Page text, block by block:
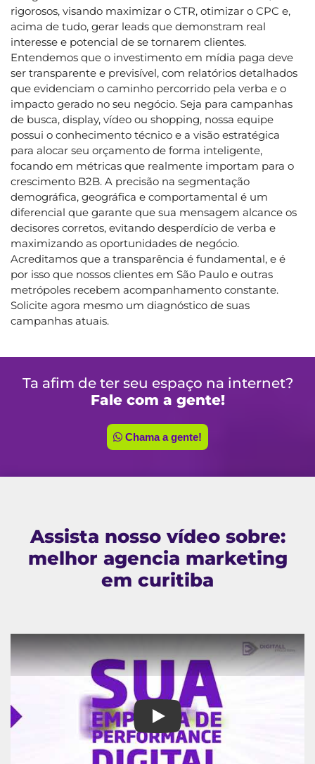
rigorosos, visando maximizar o CTR, otimizar o CPC e,
acima de tudo, gerar leads que demonstram real
interesse e potencial de se tornarem clientes.
Entendemos que o investimento em mídia paga deve
ser transparente e previsível, com relatórios detalhados
que evidenciam o caminho percorrido pela verba e o
impacto gerado no seu negócio. Seja para campanhas
de busca, display, vídeo ou shopping, nossa equipe
possui o conhecimento técnico e a visão estratégica
para alocar seu orçamento de forma inteligente,
focando em métricas que realmente importam para o
crescimento B2B. A precisão na segmentação
demográfica, geográfica e comportamental é um
diferencial que garante que sua mensagem alcance os
decisores corretos, evitando desperdício de verba e
maximizando as oportunidades de negócio.
Acreditamos que a transparência é fundamental, e é
por isso que nossos clientes em São Paulo e outras
metrópoles recebem acompanhamento constante.
Solicite agora mesmo um diagnóstico de suas
campanhas atuais.
Ta afim de ter seu espaço na internet?
Fale com a gente!
Chama a gente!
Assista nosso vídeo sobre:
melhor agencia marketing
em curitiba
melhor agencia marketing em